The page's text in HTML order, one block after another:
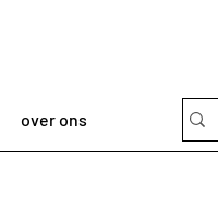
over ons